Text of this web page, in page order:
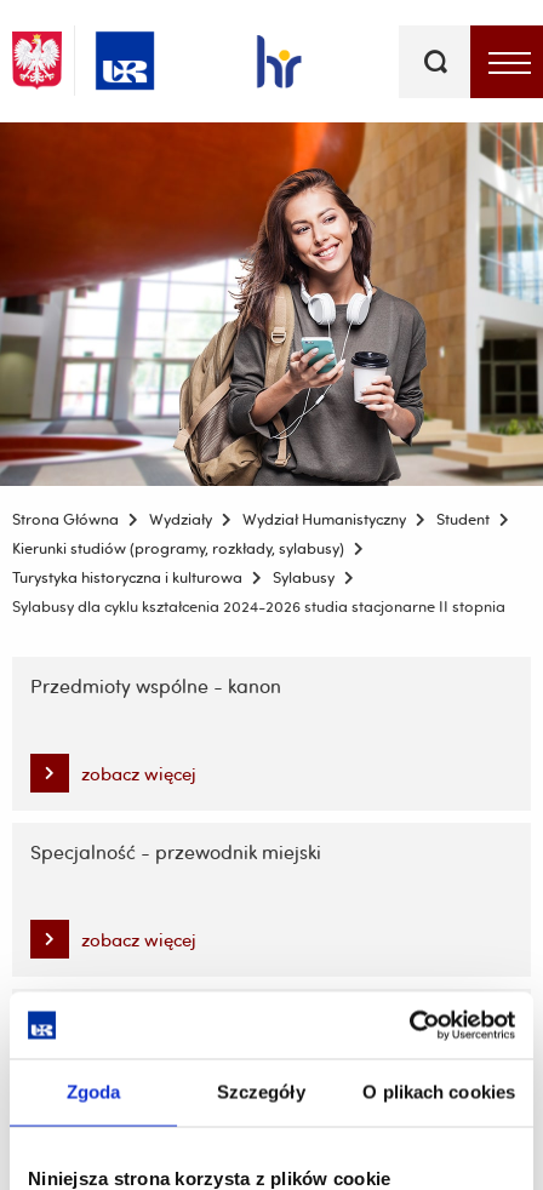
Zgoda Szczegóły O plikach cookies
Niniejsza strona korzysta z plików cookie
kluczowe
Strona Główna Wydziały Wydział Humanistyczny
Student
Kierunki studiów (programy, rozkłady, sylabusy)
Turystyka historyczna i kulturowa
Sylabusy
Sylabusy dla cyklu kształcenia 2024-2026 studia stacjonarne II stopnia
nawigację
treści
Przedmioty wspólne - kanon
zobacz więcej
Specjalność - przewodnik miejski
zobacz więcej
Specjalność - przewodnik terenowy
zobacz więcej